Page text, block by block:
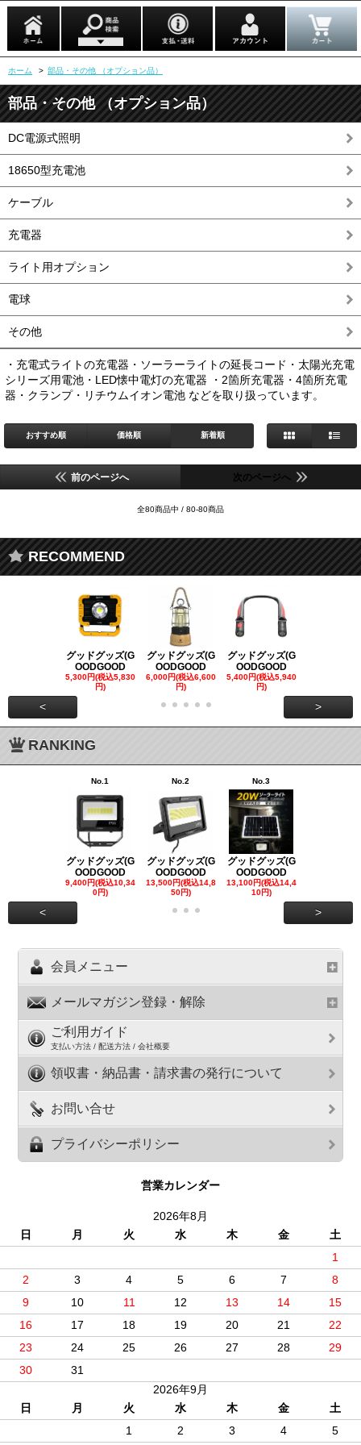
ホーム > 部品・その他 （オプション品）
部品・その他 （オプション品）
DC電源式照明
18650型充電池
ケーブル
充電器
ライト用オプション
電球
その他
・充電式ライトの充電器・ソーラーライトの延長コード・太陽光充電
シリーズ用電池・LED懐中電灯の充電器 ・2箇所充電器・4箇所充電
器・クランプ・リチウムイオン電池 などを取り扱っています。
おすすめ順 価格順 新着順
前のページへ 次のページへ
全80商品中 / 80-80商品
RECOMMEND
グッドグッズ(G
OODGOOD
5,300円(税込5,830
円)
グッドグッズ(G
OODGOOD
6,000円(税込6,600
円)
グッドグッズ(G
OODGOOD
5,400円(税込5,940
円)
< >
RANKING
No.1
グッドグッズ(G
OODGOOD
9,400円(税込10,34
0円)
No.2
グッドグッズ(G
OODGOOD
13,500円(税込14,8
50円)
No.3
グッドグッズ(G
OODGOOD
13,100円(税込14,4
10円)
< >
会員メニュー
メールマガジン登録・解除
ご利用ガイド
支払い方法 / 配送方法 / 会社概要
領収書・納品書・請求書の発行について
お問い合せ
プライバシーポリシー
営業カレンダー
2026年8月
日
月 火 水 木 金
土
1
2
3 4 5 6 7
8
9
10 11 12 13 14
15
16
17 18 19 20 21
22
23
24 25 26 27 28
29
30
31
2026年9月
日
月 火 水 木 金
土
1
2 3 4 5